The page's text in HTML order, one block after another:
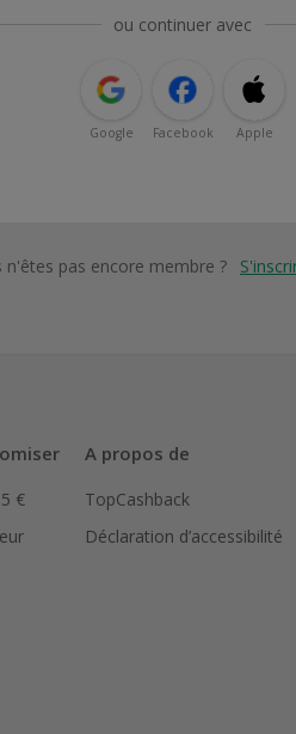
ou continuer avec
Google Facebook Apple
n'êtes pas encore membre ?
€
A propos de
TopCashback
Déclaration d’accessibilité